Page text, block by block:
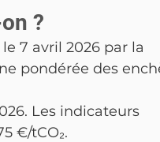
?
7 avril 2026 par la
pondérée des
Les indicateurs
€/tCO₂.